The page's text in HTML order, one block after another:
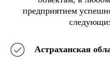
предприятием
Астраханская